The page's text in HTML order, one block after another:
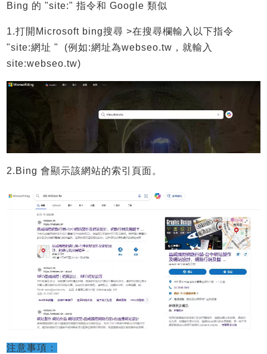
Bing 的 "site:" 指令和 Google 類似
1.打開Microsoft bing搜尋 >在搜尋欄輸入以下指令
"site:網址 " (例如:網址為webseo.tw，就輸入
site:webseo.tw)
2.Bing 會顯示該網站的索引頁面。
注意事項：